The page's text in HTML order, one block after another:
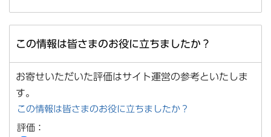
この情報は皆さまのお役に立ちましたか？
お寄せいただいた評価はサイト運営の参考といたしま
す。
この情報は皆さまのお役に立ちましたか？
評価：